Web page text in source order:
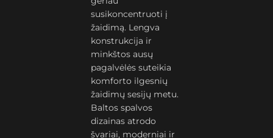
susikoncentruoti į
žaidimą. Lengva
konstrukcija ir
minkštos ausų
pagalvėlės suteikia
komforto ilgesnių
žaidimų sesijų metu.
Baltos spalvos
dizainas atrodo
švariai, moderniai ir